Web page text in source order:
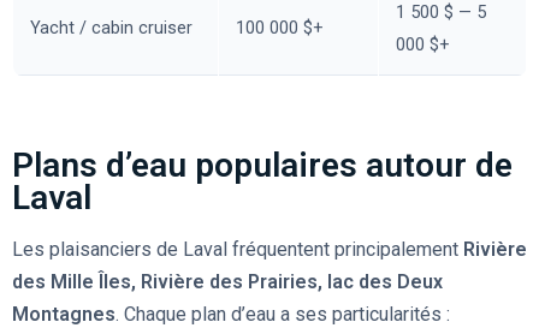
Yacht / cabin cruiser 100 000 $+
1 500 $ — 5
000 $+
Plans d’eau populaires autour de
Laval
Les plaisanciers de Laval fréquentent principalement Rivière
des Mille Îles, Rivière des Prairies, lac des Deux
Montagnes. Chaque plan d’eau a ses particularités :